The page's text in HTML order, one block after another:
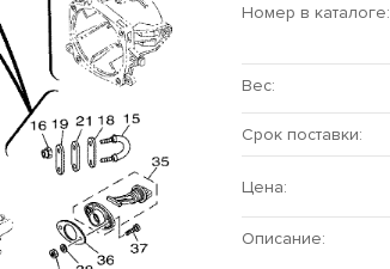
Номер в каталоге:
Вес:
Срок поставки:
Цена:
Описание: